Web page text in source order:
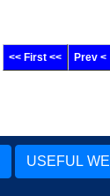
<< First << Prev <
USEFUL